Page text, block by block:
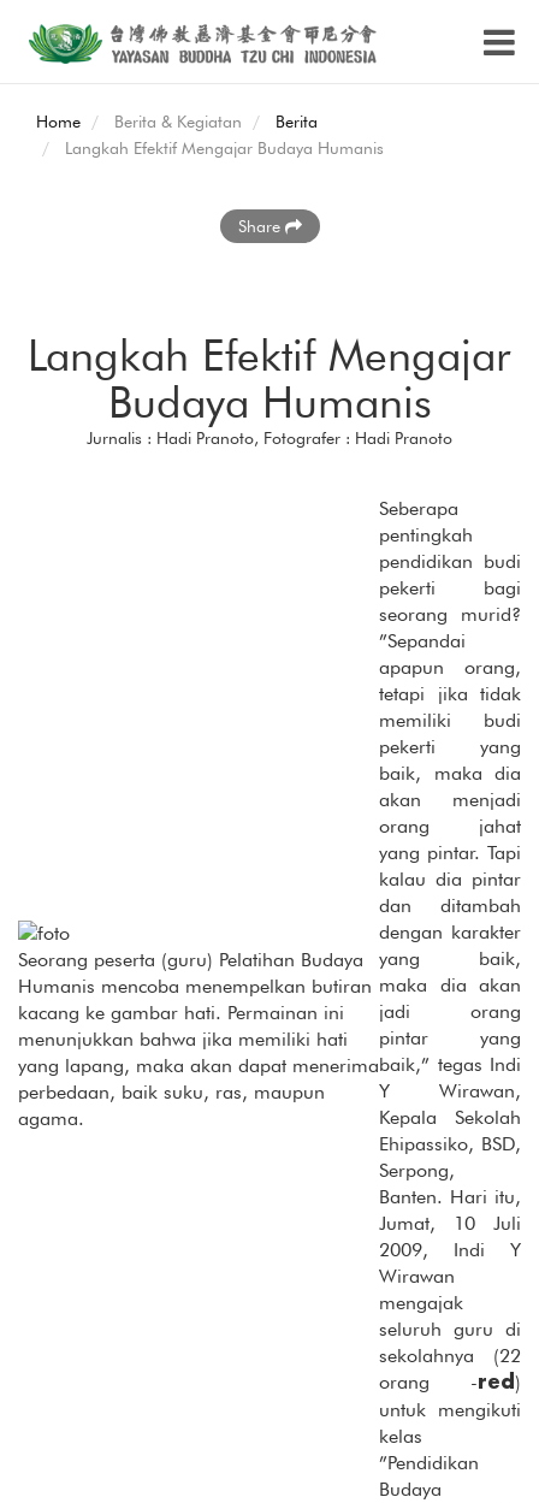
Home Berita & Kegiatan
Berita
Langkah Efektif Mengajar Budaya Humanis
Share
Langkah Efektif Mengajar
Budaya Humanis
Jurnalis : Hadi Pranoto, Fotografer : Hadi Pranoto
Seorang peserta (guru) Pelatihan Budaya
Humanis mencoba menempelkan butiran
kacang ke gambar hati. Permainan ini
menunjukkan bahwa jika memiliki hati
yang lapang, maka akan dapat menerima
perbedaan, baik suku, ras, maupun
agama.
Seberapa
pentingkah
pendidikan budi
pekerti bagi
seorang murid?
”Sepandai
apapun orang,
tetapi jika tidak
memiliki budi
pekerti yang
baik, maka dia
akan menjadi
orang jahat
yang pintar. Tapi
kalau dia pintar
dan ditambah
dengan karakter
yang baik,
maka dia akan
jadi orang
pintar yang
baik,” tegas Indi
Y Wirawan,
Kepala Sekolah
Ehipassiko, BSD,
Serpong,
Banten. Hari itu,
Jumat, 10 Juli
2009, Indi Y
Wirawan
mengajak
seluruh guru di
sekolahnya (22
orang -red )
untuk mengikuti
kelas
”Pendidikan
Budaya